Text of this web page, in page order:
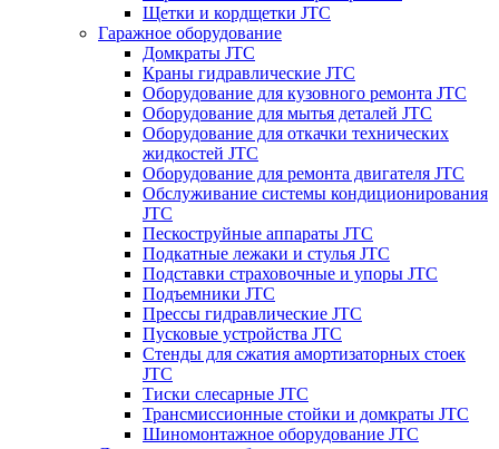
Щетки и кордщетки JTC
Гаражное оборудование
Домкраты JTC
Краны гидравлические JTC
Оборудование для кузовного ремонта JTC
Оборудование для мытья деталей JTC
Оборудование для откачки технических
жидкостей JTC
Оборудование для ремонта двигателя JTC
Обслуживание системы кондиционирования
JTC
Пескоструйные аппараты JTC
Подкатные лежаки и стулья JTC
Подставки страховочные и упоры JTC
Подъемники JTC
Прессы гидравлические JTC
Пусковые устройства JTC
Стенды для сжатия амортизаторных стоек
JTC
Тиски слесарные JTC
Трансмиссионные стойки и домкраты JTC
Шиномонтажное оборудование JTC